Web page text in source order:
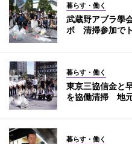
暮らす・働く
武蔵野アブラ學
ボ 清掃参加で
暮らす・働く
東京三協信金と
を協働清掃 地
暮らす・働く